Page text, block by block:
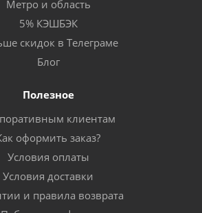
Метро и область
5% КЭШБЭК
скидок в Телеграме
Блог
Полезное
клиентам
оформить заказ?
Условия оплаты
Условия доставки
и правила возврата